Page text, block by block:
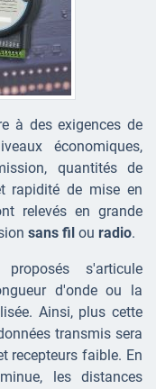
à des exigences de
économiques,
quantités de
rapidité de mise en
relevés en grande
sans fil ou radio.
s'articule
d'onde ou la
Ainsi, plus cette
transmis sera
recepteurs faible. En
les distances